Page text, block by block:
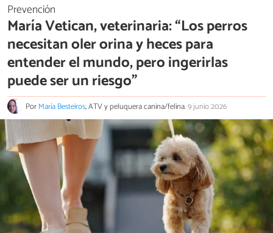
Prevención
María Vetican, veterinaria: “Los perros
necesitan oler orina y heces para
entender el mundo, pero ingerirlas
puede ser un riesgo”
PorMaría Besteiros, ATV y peluquera canina/felina.9 junio 2026